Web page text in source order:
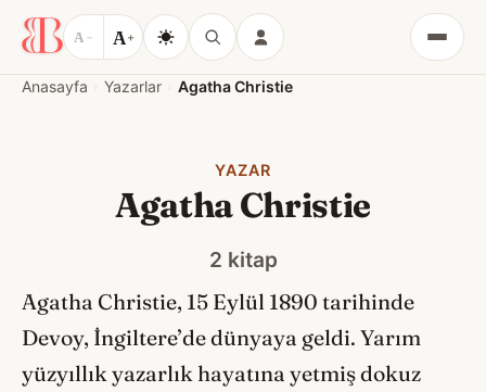
A − A+
Menü
Anasayfa Yazarlar Agatha Christie
YAZAR
Agatha Christie
2 kitap
Agatha Christie, 15 Eylül 1890 tarihinde
Devoy, İngiltere’de dünyaya geldi. Yarım
yüzyıllık yazarlık hayatına yetmiş dokuz